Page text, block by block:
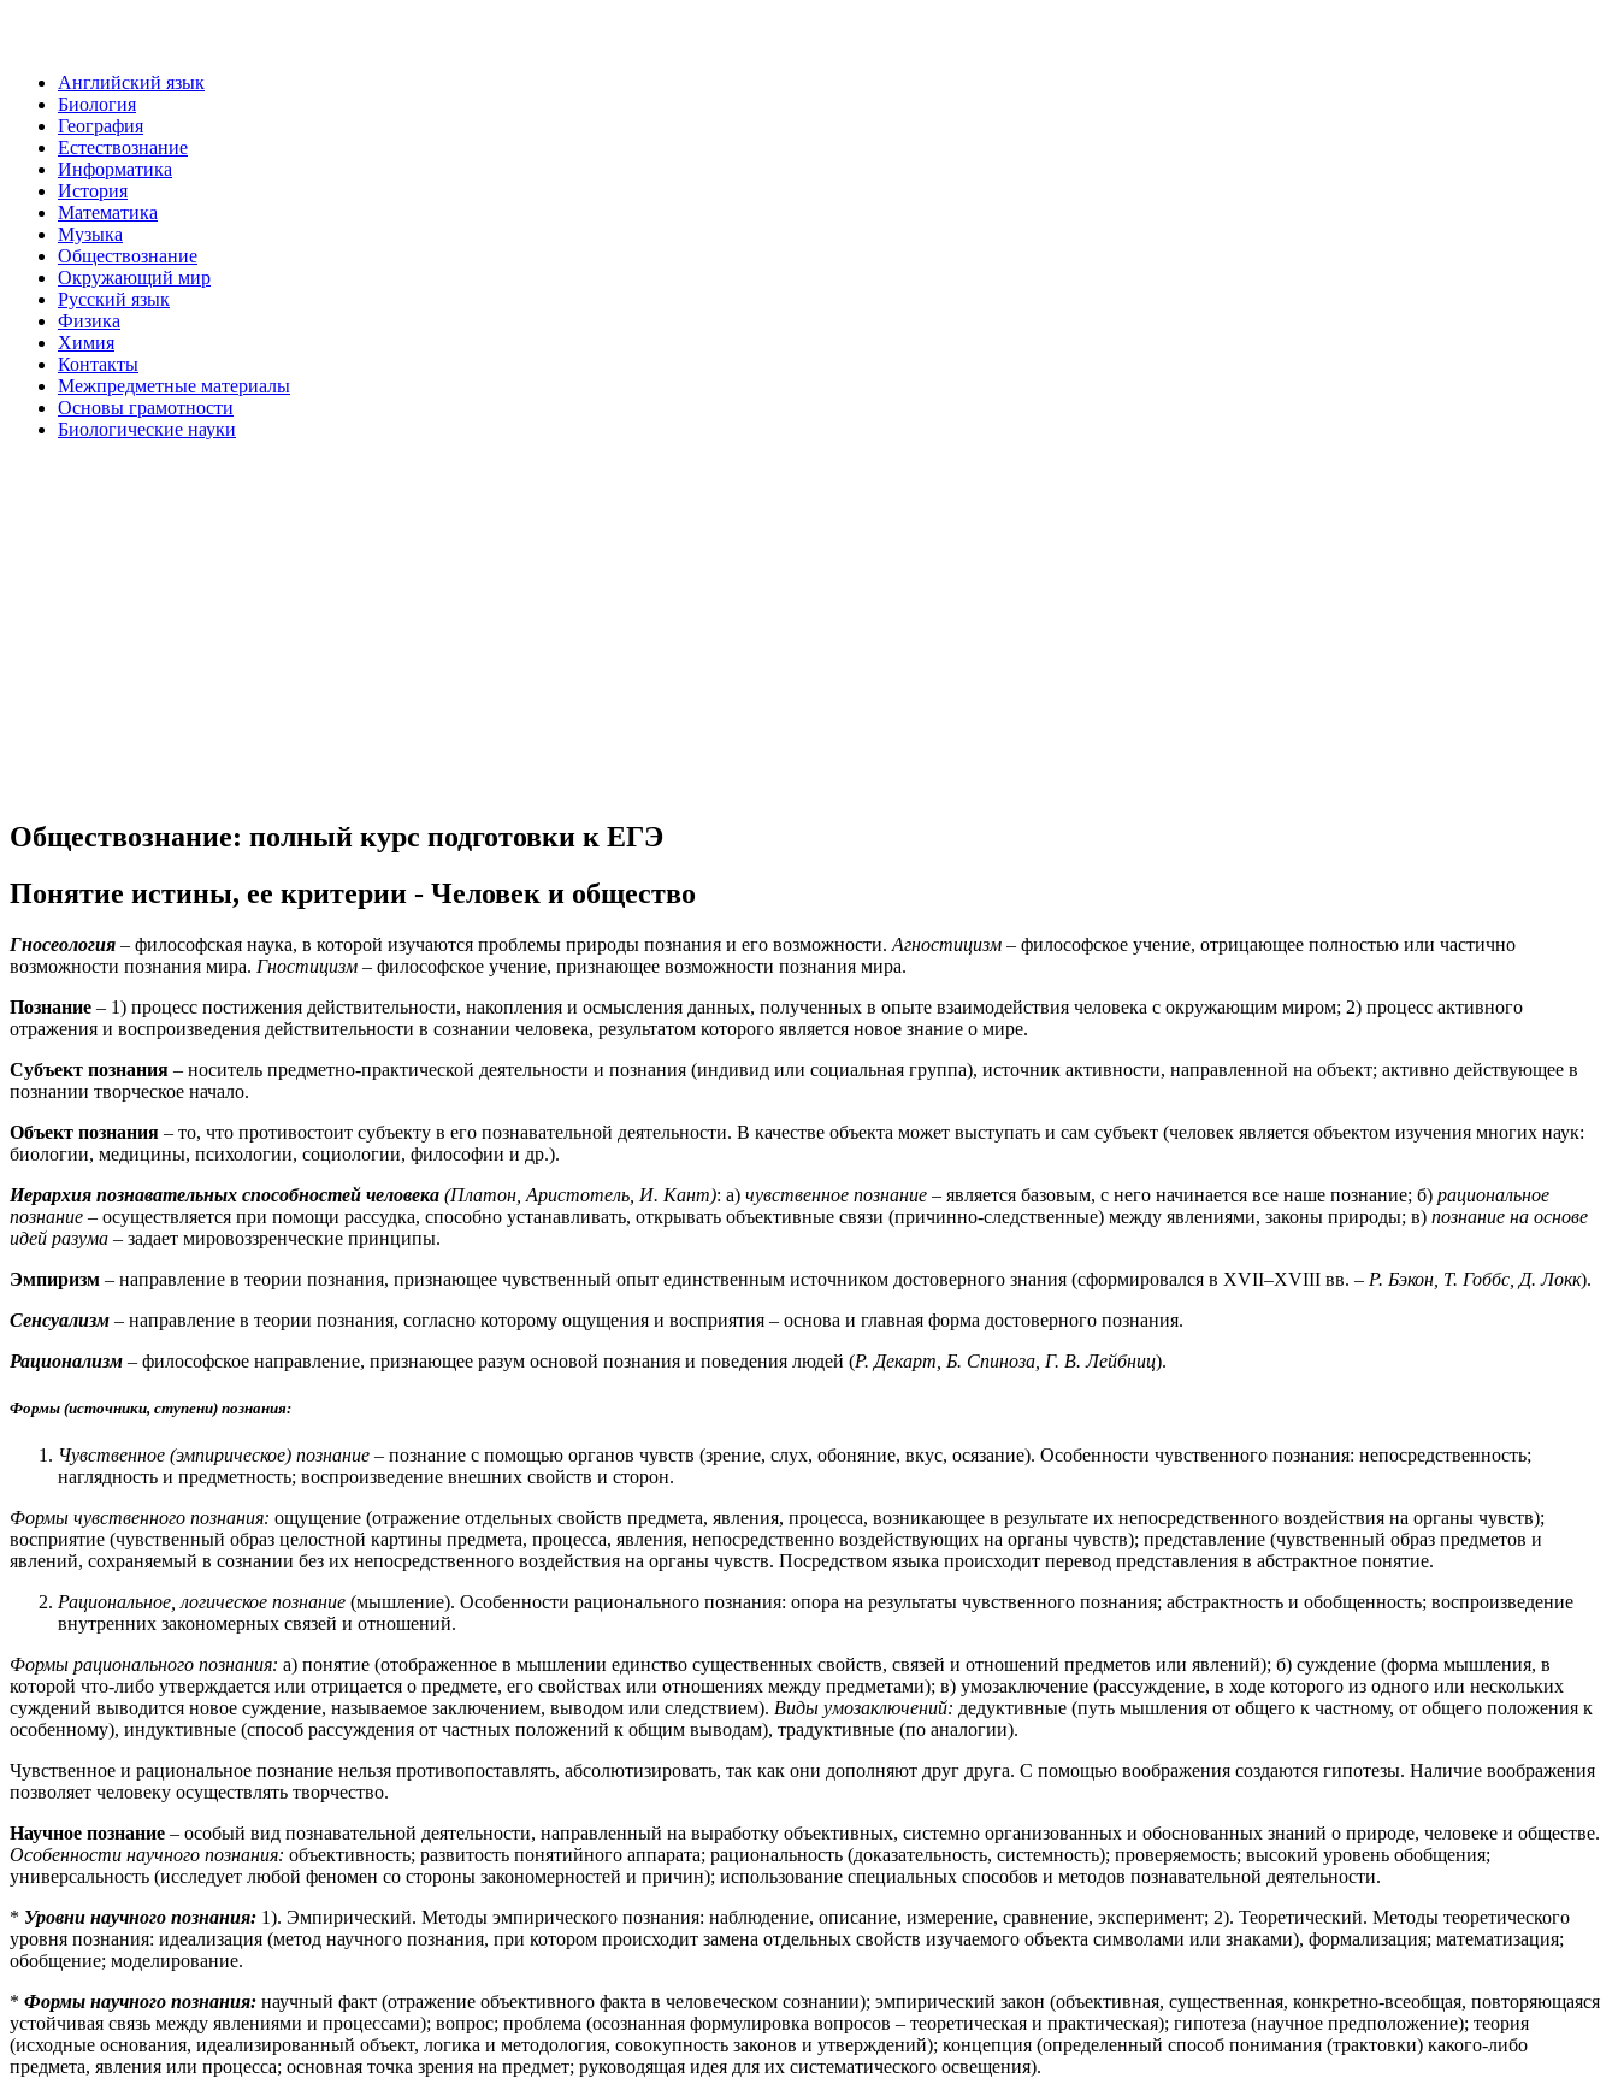
Английский язык
Биология
География
Естествознание
Информатика
История
Математика
Музыка
Обществознание
Окружающий мир
Русский язык
Физика
Химия
Контакты
Межпредметные материалы
Основы грамотности
Биологические науки
Обществознание: полный курс подготовки к ЕГЭ
Понятие истины, ее критерии - Человек и общество
Гносеология – философская наука, в которой изучаются проблемы природы познания и его возможности. Агностицизм – философское учение, отрицающее полностью или частично
возможности познания мира. Гностицизм – философское учение, признающее возможности познания мира.
Познание – 1) процесс постижения действительности, накопления и осмысления данных, полученных в опыте взаимодействия человека с окружающим миром; 2) процесс активного
отражения и воспроизведения действительности в сознании человека, результатом которого является новое знание о мире.
Субъект познания – носитель предметно-практической деятельности и познания (индивид или социальная группа), источник активности, направленной на объект; активно действующее в
познании творческое начало.
Объект познания – то, что противостоит субъекту в его познавательной деятельности. В качестве объекта может выступать и сам субъект (человек является объектом изучения многих наук:
биологии, медицины, психологии, социологии, философии и др.).
Иерархия познавательных способностей человека (Платон, Аристотель, И. Кант): а) чувственное познание – является базовым, с него начинается все наше познание; б) рациональное
познание – осуществляется при помощи рассудка, способно устанавливать, открывать объективные связи (причинно-следственные) между явлениями, законы природы; в) познание на основе
идей разума – задает мировоззренческие принципы.
Эмпиризм – направление в теории познания, признающее чувственный опыт единственным источником достоверного знания (сформировался в XVII–XVIII вв. – Р. Бэкон, Т. Гоббс, Д. Локк).
Сенсуализм – направление в теории познания, согласно которому ощущения и восприятия – основа и главная форма достоверного познания.
Рационализм – философское направление, признающее разум основой познания и поведения людей (Р. Декарт, Б. Спиноза, Г. В. Лейбниц).
Формы (источники, ступени) познания:
Чувственное (эмпирическое) познание – познание с помощью органов чувств (зрение, слух, обоняние, вкус, осязание). Особенности чувственного познания: непосредственность;
наглядность и предметность; воспроизведение внешних свойств и сторон.
Формы чувственного познания: ощущение (отражение отдельных свойств предмета, явления, процесса, возникающее в результате их непосредственного воздействия на органы чувств);
восприятие (чувственный образ целостной картины предмета, процесса, явления, непосредственно воздействующих на органы чувств); представление (чувственный образ предметов и
явлений, сохраняемый в сознании без их непосредственного воздействия на органы чувств. Посредством языка происходит перевод представления в абстрактное понятие.
Рациональное, логическое познание (мышление). Особенности рационального познания: опора на результаты чувственного познания; абстрактность и обобщенность; воспроизведение
внутренних закономерных связей и отношений.
Формы рационального познания: а) понятие (отображенное в мышлении единство существенных свойств, связей и отношений предметов или явлений); б) суждение (форма мышления, в
которой что-либо утверждается или отрицается о предмете, его свойствах или отношениях между предметами); в) умозаключение (рассуждение, в ходе которого из одного или нескольких
суждений выводится новое суждение, называемое заключением, выводом или следствием). Виды умозаключений: дедуктивные (путь мышления от общего к частному, от общего положения к
особенному), индуктивные (способ рассуждения от частных положений к общим выводам), традуктивные (по аналогии).
Чувственное и рациональное познание нельзя противопоставлять, абсолютизировать, так как они дополняют друг друга. С помощью воображения создаются гипотезы. Наличие воображения
позволяет человеку осуществлять творчество.
Научное познание – особый вид познавательной деятельности, направленный на выработку объективных, системно организованных и обоснованных знаний о природе, человеке и обществе.
Особенности научного познания: объективность; развитость понятийного аппарата; рациональность (доказательность, системность); проверяемость; высокий уровень обобщения;
универсальность (исследует любой феномен со стороны закономерностей и причин); использование специальных способов и методов познавательной деятельности.
* Уровни научного познания: 1). Эмпирический. Методы эмпирического познания: наблюдение, описание, измерение, сравнение, эксперимент; 2). Теоретический. Методы теоретического
уровня познания: идеализация (метод научного познания, при котором происходит замена отдельных свойств изучаемого объекта символами или знаками), формализация; математизация;
обобщение; моделирование.
* Формы научного познания: научный факт (отражение объективного факта в человеческом сознании); эмпирический закон (объективная, существенная, конкретно-всеобщая, повторяющаяся
устойчивая связь между явлениями и процессами); вопрос; проблема (осознанная формулировка вопросов – теоретическая и практическая); гипотеза (научное предположение); теория
(исходные основания, идеализированный объект, логика и методология, совокупность законов и утверждений); концепция (определенный способ понимания (трактовки) какого-либо
предмета, явления или процесса; основная точка зрения на предмет; руководящая идея для их систематического освещения).